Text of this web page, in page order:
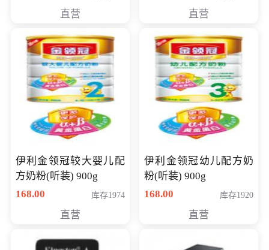
直营 直营
伊利金领冠较大婴儿配
方奶粉(听装) 900g
168.00
库存1974
直营
伊利金领冠幼儿配方奶
粉(听装) 900g
168.00
库存1920
直营